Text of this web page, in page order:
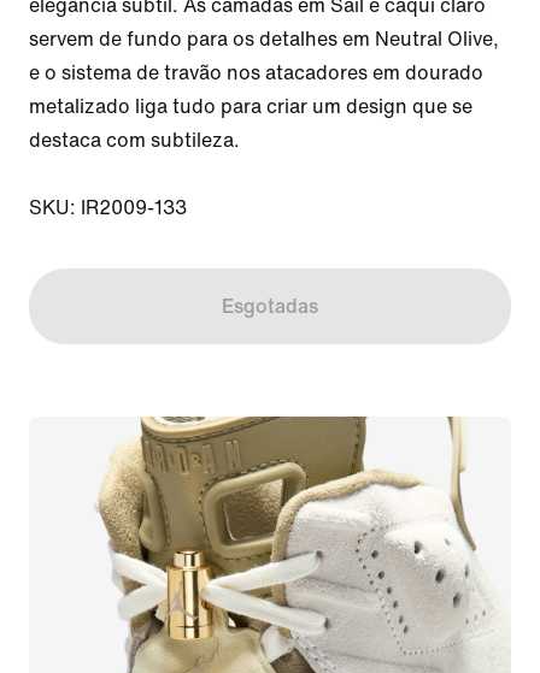
elegância subtil. As camadas em Sail e caqui claro
servem de fundo para os detalhes em Neutral Olive,
e o sistema de travão nos atacadores em dourado
metalizado liga tudo para criar um design que se
destaca com subtileza.
SKU: IR2009-133
Esgotadas